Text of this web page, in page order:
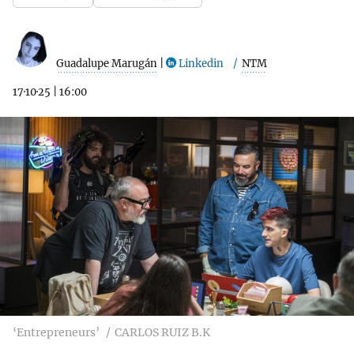
Guadalupe Marugán Linkedin NTM
17·10·25 16:00
‘Entrepreneurs’ CARLOS RUIZ B.K